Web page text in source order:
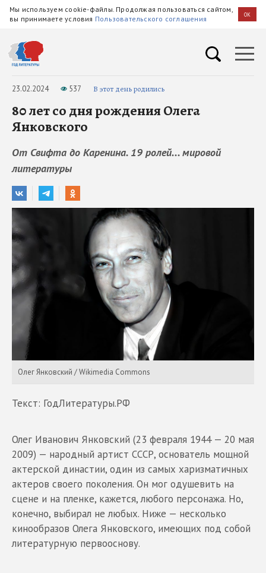
Мы используем cookie-файлы. Продолжая пользоваться сайтом,
вы принимаете условия Пользовательского соглашения OK
23.02.2024 537 В этот день родились
80 лет со дня рождения Олега
Янковского
От Свифта до Каренина. 19 ролей... мировой
литературы
Олег Янковский / Wikimedia Commons
Текст: ГодЛитературы.РФ
Олег Иванович Янковский (23 февраля 1944 — 20 мая
2009) — народный артист СССР, основатель мощной
актерской династии, один из самых харизматичных
актеров своего поколения. Он мог одушевить на
сцене и на пленке, кажется, любого персонажа. Но,
конечно, выбирал не любых. Ниже — несколько
кинообразов Олега Янковского, имеющих под собой
литературную первооснову.